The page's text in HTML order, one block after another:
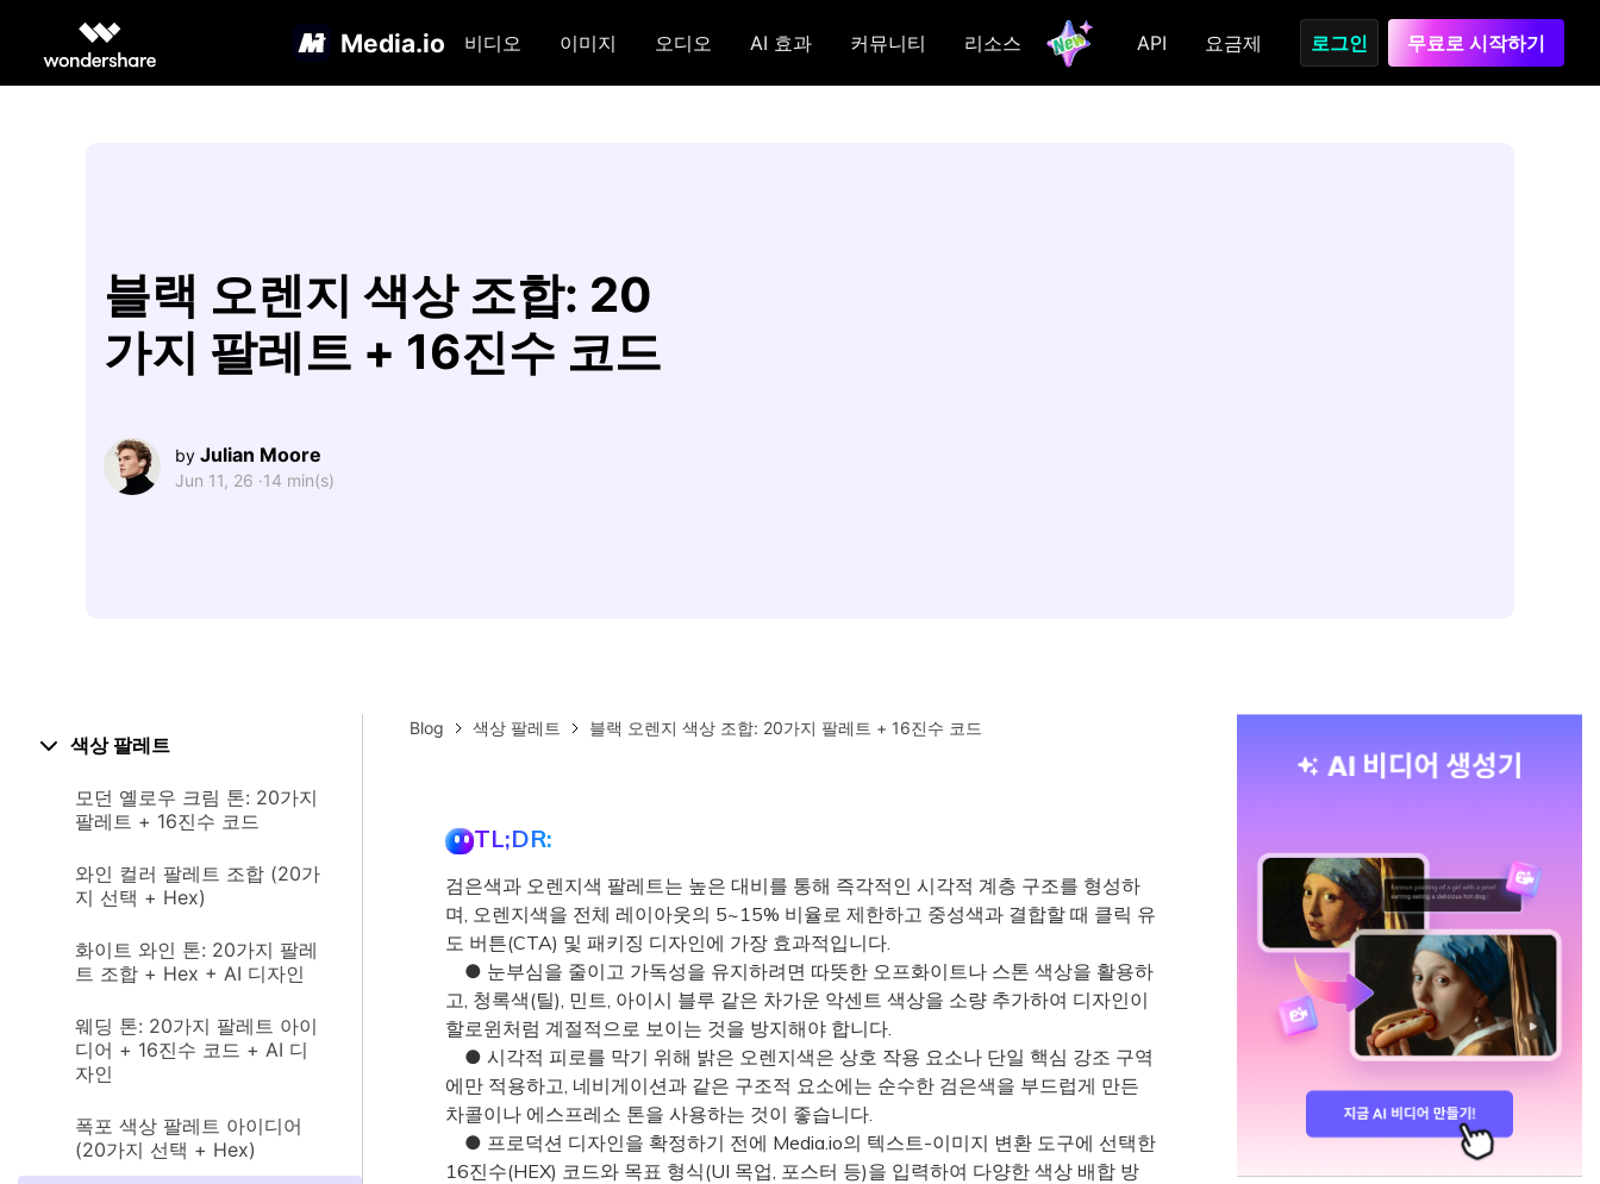
Media.io 비디오 이미지 오디오 AI 효과 커뮤니티 리소스 API 요금제 로그인 무료로 시작하기
블랙 오렌지 색상 조합: 20
가지 팔레트 + 16진수 코드
by Julian Moore
Jun 11, 26 ·14 min(s)
색상 팔레트
모던 옐로우 크림 톤: 20가지
팔레트 + 16진수 코드
와인 컬러 팔레트 조합 (20가
지 선택 + Hex)
화이트 와인 톤: 20가지 팔레
트 조합 + Hex + AI 디자인
웨딩 톤: 20가지 팔레트 아이
디어 + 16진수 코드 + AI 디
자인
폭포 색상 팔레트 아이디어
(20가지 선택 + Hex)
Blog 색상 팔레트 블랙 오렌지 색상 조합: 20가지 팔레트 + 16진수 코드
TL;DR:
검은색과 오렌지색 팔레트는 높은 대비를 통해 즉각적인 시각적 계층 구조를 형성하
며, 오렌지색을 전체 레이아웃의 5~15% 비율로 제한하고 중성색과 결합할 때 클릭 유
도 버튼(CTA) 및 패키징 디자인에 가장 효과적입니다.
● 눈부심을 줄이고 가독성을 유지하려면 따뜻한 오프화이트나 스톤 색상을 활용하
고, 청록색(틸), 민트, 아이시 블루 같은 차가운 악센트 색상을 소량 추가하여 디자인이
할로윈처럼 계절적으로 보이는 것을 방지해야 합니다.
● 시각적 피로를 막기 위해 밝은 오렌지색은 상호 작용 요소나 단일 핵심 강조 구역
에만 적용하고, 네비게이션과 같은 구조적 요소에는 순수한 검은색을 부드럽게 만든
차콜이나 에스프레소 톤을 사용하는 것이 좋습니다.
● 프로덕션 디자인을 확정하기 전에 Media.io의 텍스트-이미지 변환 도구에 선택한
16진수(HEX) 코드와 목표 형식(UI 목업, 포스터 등)을 입력하여 다양한 색상 배합 방